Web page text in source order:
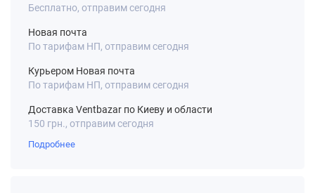
Бесплатно, отправим сегодня
Новая почта
По тарифам НП, отправим сегодня
Курьером Новая почта
По тарифам НП, отправим сегодня
Доставка Ventbazar по Киеву и области
150 грн., отправим сегодня
Подробнее